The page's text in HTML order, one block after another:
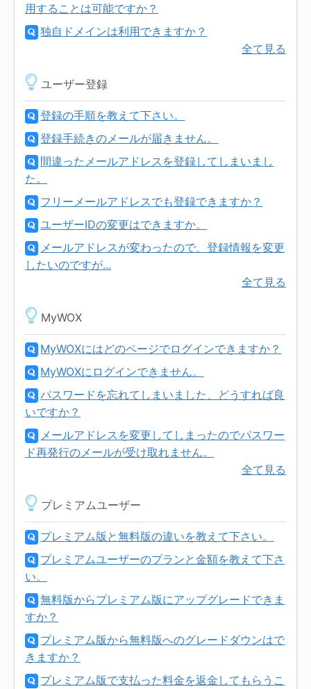
用することは可能ですか？
独自ドメインは利用できますか？
全て見る
ユーザー登録
登録の手順を教えて下さい。
登録手続きのメールが届きません。
間違ったメールアドレスを登録してしまいまし
た。
フリーメールアドレスでも登録できますか？
ユーザーIDの変更はできますか。
メールアドレスが変わったので、登録情報を変更
したいのですが...
全て見る
MyWOX
MyWOXにはどのページでログインできますか？
MyWOXにログインできません。
パスワードを忘れてしまいました、どうすれば良
いですか？
メールアドレスを変更してしまったのでパスワー
ド再発行のメールが受け取れません。
全て見る
プレミアムユーザー
プレミアム版と無料版の違いを教えて下さい。
プレミアムユーザーのプランと金額を教えて下さ
い。
無料版からプレミアム版にアップグレードできま
すか？
プレミアム版から無料版へのグレードダウンはで
きますか？
プレミアム版で支払った料金を返金してもらうこ